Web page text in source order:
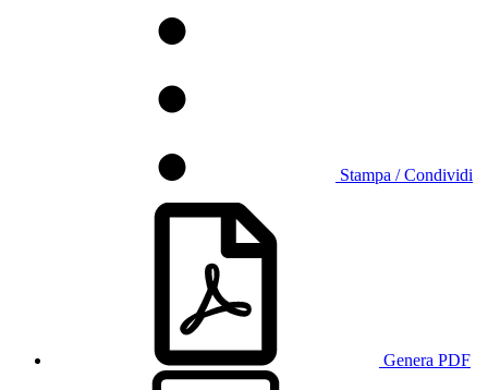
Stampa / Condividi
Genera PDF